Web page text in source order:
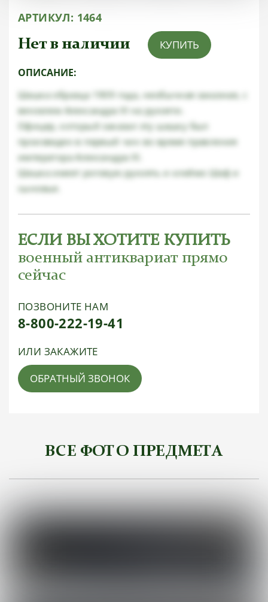
АРТИКУЛ: 1464
Нет в наличии КУПИТЬ
ОПИСАНИЕ:
Шашка образца 1909 года, необычная заказная, с
вензелем Александра III на рукояти.
Офицер, который заказал эту шашку был
произведен в первый чин во время правления
императора Александра III.
Шашка имеет роговую рукоять и клеймо Шаф и
сыновья.
ЕСЛИ ВЫ ХОТИТЕ КУПИТЬ
военный антиквариат прямо
сейчас
ПОЗВОНИТЕ НАМ
8-800-222-19-41
ИЛИ ЗАКАЖИТЕ
ОБРАТНЫЙ ЗВОНОК
ВСЕ ФОТО ПРЕДМЕТА